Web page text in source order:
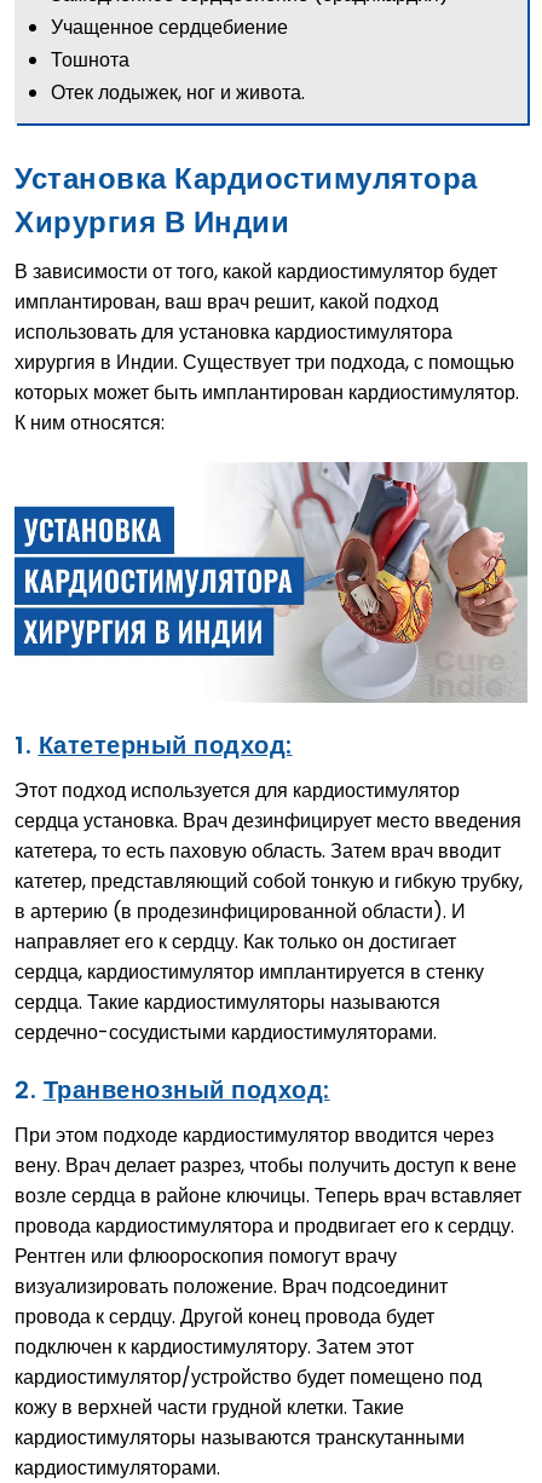
Учащенное сердцебиение
Тошнота
Отек лодыжек, ног и живота.
Установка Кардиостимулятора
Хирургия В Индии
В зависимости от того, какой кардиостимулятор будет
имплантирован, ваш врач решит, какой подход
использовать для установка кардиостимулятора
хирургия в Индии. Существует три подхода, с помощью
которых может быть имплантирован кардиостимулятор.
К ним относятся:
1. Катетерный подход:
Этот подход используется для кардиостимулятор
сердца установка. Врач дезинфицирует место введения
катетера, то есть паховую область. Затем врач вводит
катетер, представляющий собой тонкую и гибкую трубку,
в артерию (в продезинфицированной области). И
направляет его к сердцу. Как только он достигает
сердца, кардиостимулятор имплантируется в стенку
сердца. Такие кардиостимуляторы называются
сердечно-сосудистыми кардиостимуляторами.
2. Транвенозный подход:
При этом подходе кардиостимулятор вводится через
вену. Врач делает разрез, чтобы получить доступ к вене
возле сердца в районе ключицы. Теперь врач вставляет
провода кардиостимулятора и продвигает его к сердцу.
Рентген или флюороскопия помогут врачу
визуализировать положение. Врач подсоединит
провода к сердцу. Другой конец провода будет
подключен к кардиостимулятору. Затем этот
кардиостимулятор/устройство будет помещено под
кожу в верхней части грудной клетки. Такие
кардиостимуляторы называются транскутанными
кардиостимуляторами.